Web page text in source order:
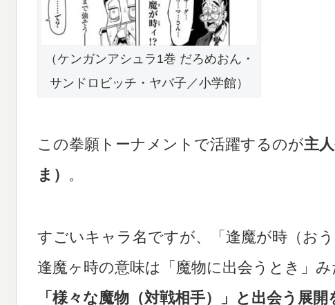
（ケンガンアシュラ1巻 だろめおん・
サンドロビッチ・ヤバ子／小学館）
この拳願トーナメントで活躍するのが主
ま） 。
すごいキャラ名ですが、「逢魔が時（お
逢魔ヶ時の意味は「魔物に出会うとき」
「様々な魔物（対戦相手）」と出会う展開